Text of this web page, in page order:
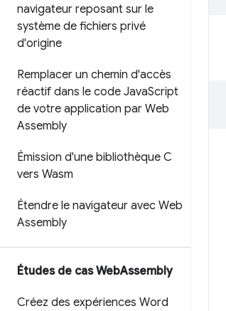
navigateur reposant sur le
système de fichiers privé
d'origine
Remplacer un chemin d'accès
réactif dans le code JavaScript
de votre application par Web
Assembly
Émission d'une bibliothèque C
vers Wasm
Étendre le navigateur avec Web
Assembly
Études de cas WebAssembly
Créez des expériences Word